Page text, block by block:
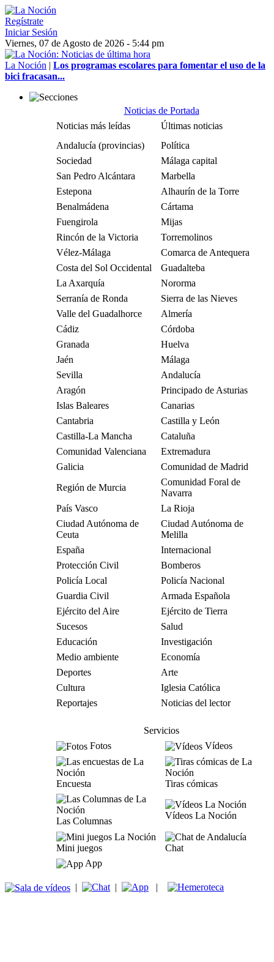
Regístrate
Iniciar Sesión
Viernes, 07 de Agosto de 2026 - 5:44 pm
La Noción | Los programas escolares para fomentar el uso de la
bici fracasan...
Noticias de Portada
Noticias más leídas
Últimas noticias
Andalucía (provincias)
Política
Sociedad
Málaga capital
San Pedro Alcántara
Marbella
Estepona
Alhaurín de la Torre
Benalmádena
Cártama
Fuengirola
Mijas
Rincón de la Victoria
Torremolinos
Vélez-Málaga
Comarca de Antequera
Costa del Sol Occidental
Guadalteba
La Axarquía
Nororma
Serranía de Ronda
Sierra de las Nieves
Valle del Guadalhorce
Almería
Cádiz
Córdoba
Granada
Huelva
Jaén
Málaga
Sevilla
Andalucía
Aragón
Principado de Asturias
Islas Baleares
Canarias
Cantabria
Castilla y León
Castilla-La Mancha
Cataluña
Comunidad Valenciana
Extremadura
Galicia
Comunidad de Madrid
Región de Murcia
Comunidad Foral de
Navarra
País Vasco
La Rioja
Ciudad Autónoma de
Ceuta
Ciudad Autónoma de
Melilla
España
Internacional
Protección Civil
Bomberos
Policía Local
Policía Nacional
Guardia Civil
Armada Española
Ejército del Aire
Ejército de Tierra
Sucesos
Salud
Educación
Investigación
Medio ambiente
Economía
Deportes
Arte
Cultura
Iglesia Católica
Reportajes
Noticias del lector
Servicios
Fotos
Vídeos
Encuesta Tiras cómicas
Las Columnas
Vídeos La Noción
Mini juegos
Chat
App
| | |